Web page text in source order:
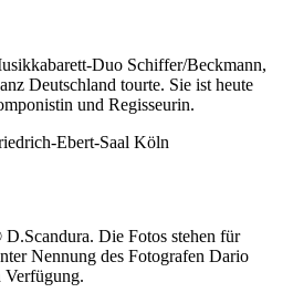
Duo Schiffer/Beckmann,
Deutschland tourte. Sie ist heute
und Regisseurin.
Ebert-Saal Köln
Die Fotos stehen für
Nennung des Fotografen Dario
Verfügung.